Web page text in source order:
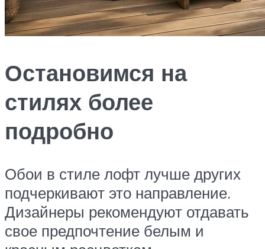
Остановимся на
стилях более
подробно
Обои в стиле лофт лучше других
подчеркивают это направление.
Дизайнеры рекомендуют отдавать
свое предпочтение белым и